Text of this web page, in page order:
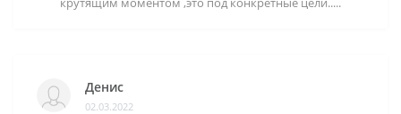
Денис
02.03.2022